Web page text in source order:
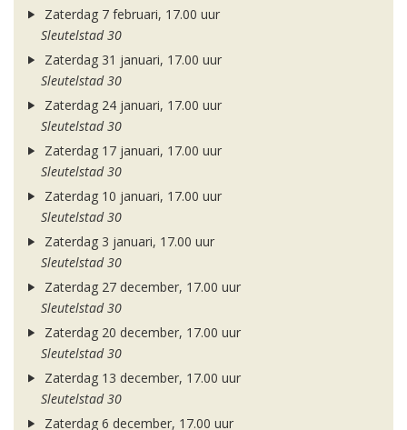
Zaterdag 7 februari, 17.00 uur
Sleutelstad 30
Zaterdag 31 januari, 17.00 uur
Sleutelstad 30
Zaterdag 24 januari, 17.00 uur
Sleutelstad 30
Zaterdag 17 januari, 17.00 uur
Sleutelstad 30
Zaterdag 10 januari, 17.00 uur
Sleutelstad 30
Zaterdag 3 januari, 17.00 uur
Sleutelstad 30
Zaterdag 27 december, 17.00 uur
Sleutelstad 30
Zaterdag 20 december, 17.00 uur
Sleutelstad 30
Zaterdag 13 december, 17.00 uur
Sleutelstad 30
Zaterdag 6 december, 17.00 uur